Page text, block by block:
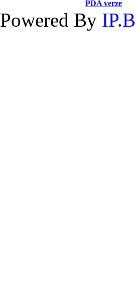
PDA verze
Powered By